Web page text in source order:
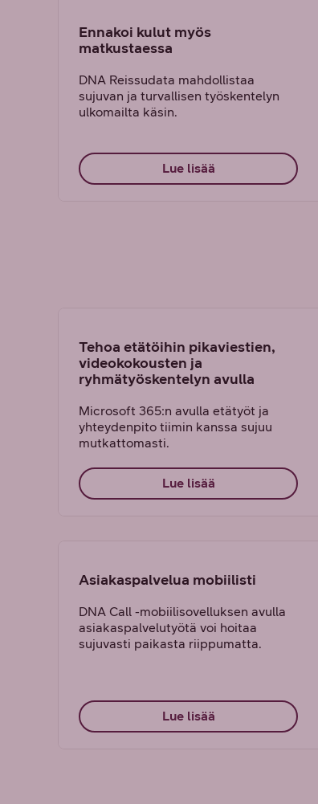
Ennakoi kulut myös
matkustaessa
DNA Reissudata mahdollistaa
sujuvan ja turvallisen työskentelyn
ulkomailta käsin.
Lue lisää
Tehoa etätöihin pikaviestien,
videokokousten ja
ryhmätyöskentelyn avulla
Microsoft 365:n avulla etätyöt ja
yhteydenpito tiimin kanssa sujuu
mutkattomasti.
Lue lisää
Asiakaspalvelua mobiilisti
DNA Call -mobiilisovelluksen avulla
asiakaspalvelutyötä voi hoitaa
sujuvasti paikasta riippumatta.
Lue lisää